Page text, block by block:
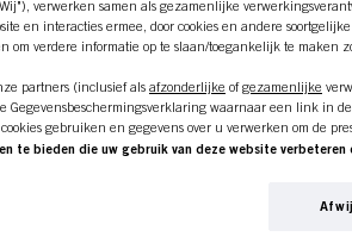
verwerken samen als gezamenlijke
en interacties ermee, door cookies en andere
om verdere informatie op te slaan/toegankelijk te maken
partners (inclusief als afzonderlijke ofgezamenlijke
Gegevensbeschermingsverklaring waarnaar een link in
gebruiken en gegevens over u verwerken om de
te bieden die uw gebruik van deze website
die verrijkt kunnen worden met gegevens die van